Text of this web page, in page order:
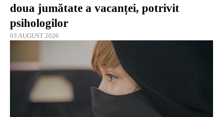
doua jumătate a vacanței, potrivit
psihologilor
03 AUGUST 2026